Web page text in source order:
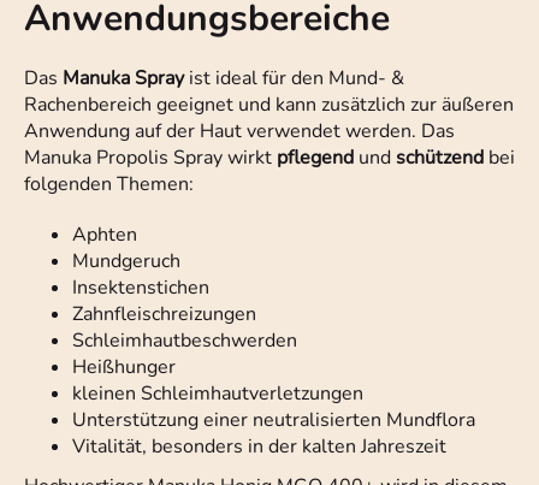
Anwendungsbereiche
Das Manuka Sprayist ideal für den Mund- &
Rachenbereich geeignet und kann zusätzlich zur äußeren
Anwendung auf der Haut verwendet werden. Das
Manuka Propolis Spray wirkt pflegend undschützend bei
folgenden Themen:
Aphten
Mundgeruch
Insektenstichen
Zahnfleischreizungen
Schleimhautbeschwerden
Heißhunger
kleinen Schleimhautverletzungen
Unterstützung einer neutralisierten Mundflora
Vitalität, besonders in der kalten Jahreszeit